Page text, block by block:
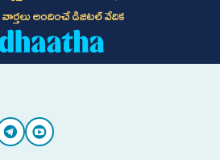
అందించే డిజిటల్ వేదిక